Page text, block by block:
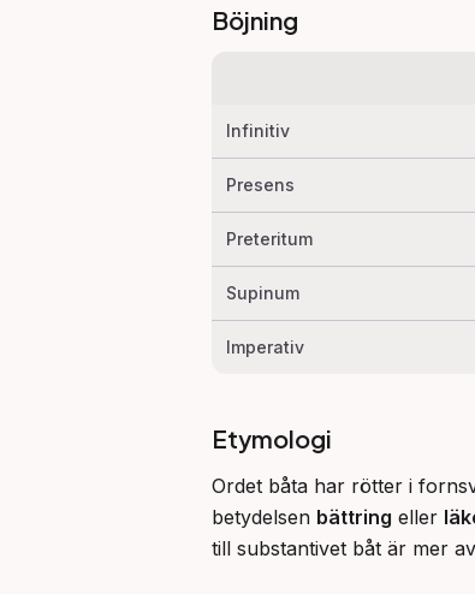
Böjning
Infinitiv
Presens
Preteritum
Supinum
Imperativ
Etymologi
Ordet båta har rötter i
betydelsen bättring eller
till substantivet båt är mer